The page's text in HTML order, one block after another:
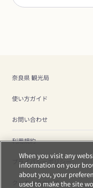
奈良県 観光局
使い方ガイド
お問い合わせ
利用規約
プライバシーポリシー
クッキーについて
When you visit any
information on your
about you, your
used to make the site